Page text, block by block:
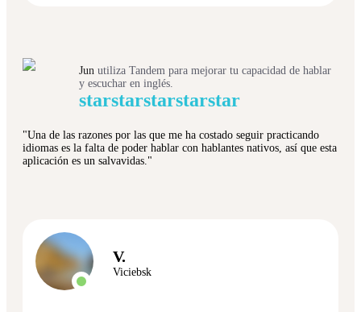
Junutiliza Tandem para mejorar tu capacidad de hablar
y escuchar en inglés.
starstarstarstarstar
"Una de las razones por las que me ha costado seguir practicando
idiomas es la falta de poder hablar con hablantes nativos, así que esta
aplicación es un salvavidas."
V.
Viciebsk